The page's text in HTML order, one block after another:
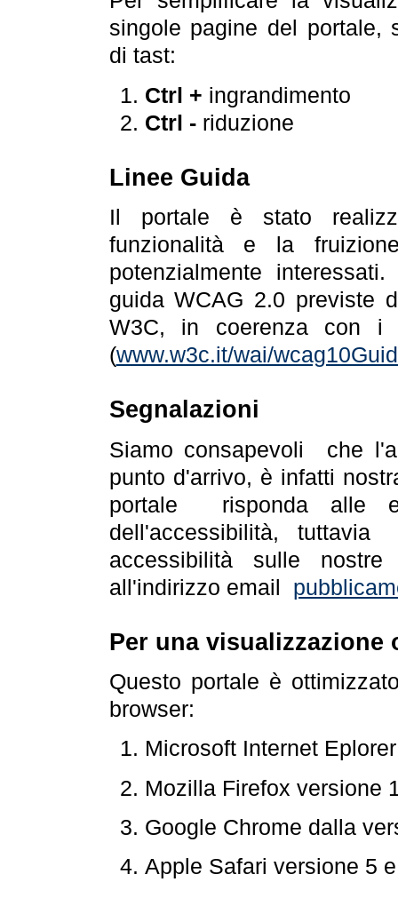
singole pagine del portale,
di tast:
Ctrl + ingrandimento
Ctrl -riduzione
Linee Guida
Il portale è stato
funzionalità e la
potenzialmente
guida WCAG 2.0 previste
W3C, in coerenza con i
(www.w3c.it/wai/
Segnalazioni
Siamo consapevoli che
punto d'arrivo, è infatti
portale risponda alle
dell'accessibilità,
accessibilità sulle
all'indirizzo email
Per una visualizzazione
Questo portale è
browser:
Microsoft Internet
Mozilla Firefox versione
Google Chrome dalla
Apple Safari versione 5